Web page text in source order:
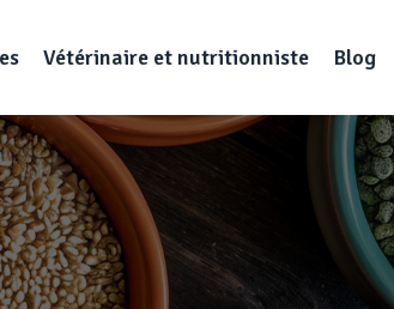
Vétérinaire et nutritionniste Blog